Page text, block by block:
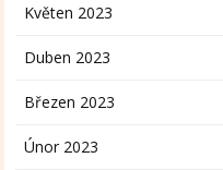
Květen 2023
Duben 2023
Březen 2023
Únor 2023